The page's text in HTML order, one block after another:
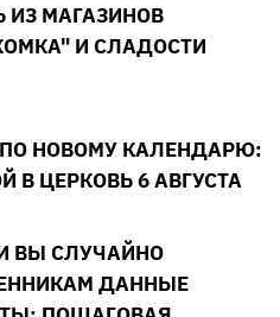
ИЗ МАГАЗИНОВ
И СЛАДОСТИ
НОВОМУ КАЛЕНДАРЮ:
В ЦЕРКОВЬ 6 АВГУСТА
ВЫ СЛУЧАЙНО
ДАННЫЕ